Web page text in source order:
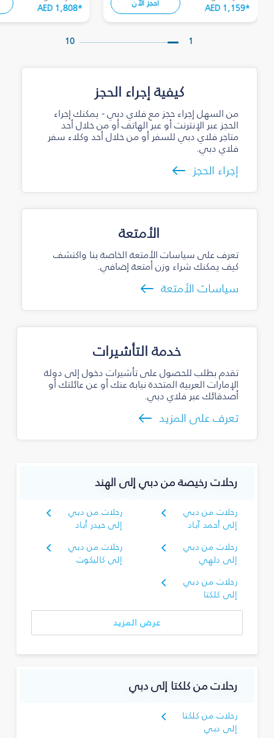
AED 1,808* AED 1,159* احجز الآن
10 1
كيفية إجراء الحجز
من السهل إجراء حجز مع فلاي دبي - يمكنك إجراء
الحجز عبر الإنترنت أو عبر الهاتف أو من خلال أحد
متاجر فلاي دبي للسفر أو من خلال أحد وكلاء سفر
فلاي دبي.
إجراء الحجز
الأمتعة
تعرف على سياسات الأمتعة الخاصة بنا واكتشف
كيف يمكنك شراء وزن أمتعة إضافي.
سياسات الأمتعة
خدمة التأشيرات
تقدم بطلب للحصول على تأشيرات دخول إلى دولة
الإمارات العربية المتحدة نيابة عنك أو عن عائلتك أو
أصدقائك عبر فلاي دبي.
تعرف على المزيد
رحلات رخيصة من دبي إلى الهند
رحلات من دبي
إلى أحمد آباد
رحلات من دبي
إلى حيدر أباد
رحلات من دبي
إلى دلهي
رحلات من دبي
إلى كاليكوت
رحلات من دبي
إلى كلكتا
عرض المزيد
رحلات من كلكتا إلى دبي
رحلات من كلكتا
إلى دبي